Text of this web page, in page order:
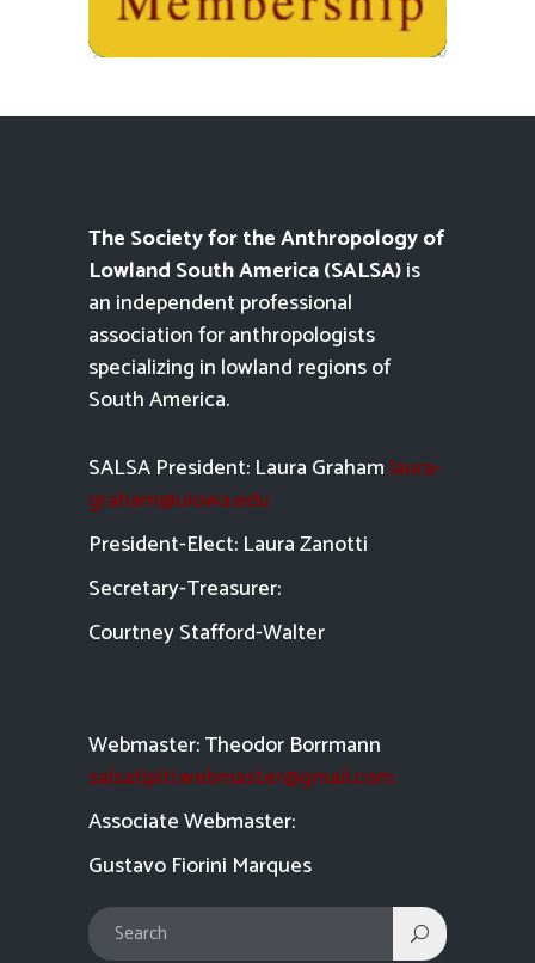
The Society for the Anthropology of
Lowland South America (SALSA)is
an independent professional
association for anthropologists
specializing in lowland regions of
South America.
SALSA President: Laura Graham laura-
graham@uiowa.edu
President-Elect: Laura Zanotti
Secretary-Treasurer:
Courtney Stafford-Walter
Webmaster: Theodor Borrmann
salsatipiti.webmaster@gmail.com
Associate Webmaster:
Gustavo Fiorini Marques